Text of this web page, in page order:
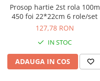
Prosop hartie 2st rola 100m
450 foi 22*22cm 6 role/set
127,78 RON
IN STOC
ADAUGA IN COS